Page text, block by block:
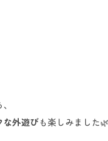
な外遊びも楽しみました🌿